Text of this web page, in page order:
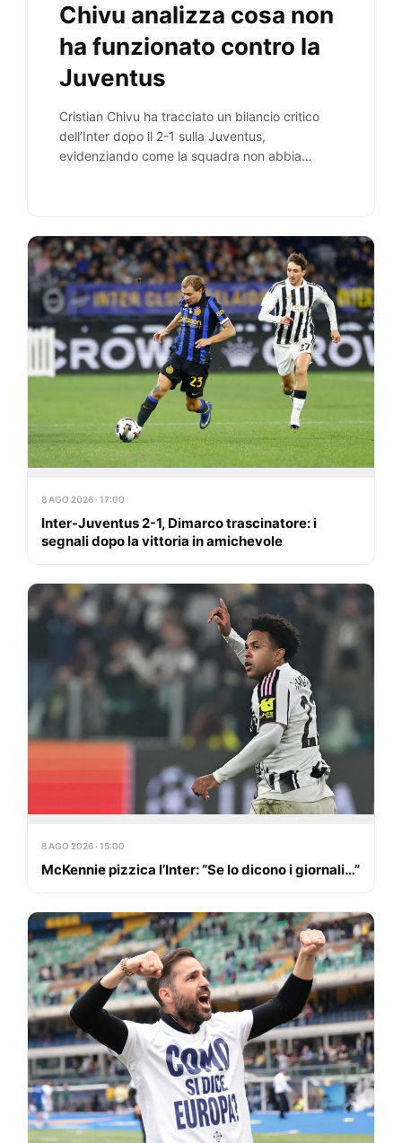
Chivu analizza cosa non
ha funzionato contro la
Juventus
Cristian Chivu ha tracciato un bilancio critico
dell’Inter dopo il 2-1 sulla Juventus,
evidenziando come la squadra non abbia
8 AGO 2026 · 17:00
Inter-Juventus 2-1, Dimarco trascinatore: i
segnali dopo la vittoria in amichevole
8 AGO 2026 · 15:00
McKennie pizzica l’Inter: “Se lo dicono i giornali…”